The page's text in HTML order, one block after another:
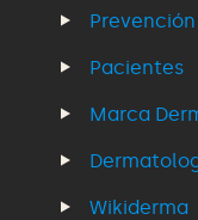
Prevención
Pacientes
Marca
Wikiderma